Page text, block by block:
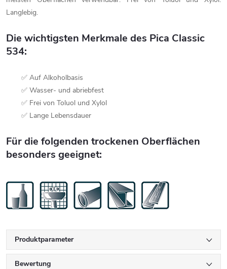
Langlebig.
Die wichtigsten Merkmale des Pica Classic
534:
✅ Auf Alkoholbasis
✅ Wasser- und abriebfest
✅ Frei von Toluol und Xylol
✅ Lange Lebensdauer
Für die folgenden trockenen Oberflächen
besonders geeignet:
Produktparameter
Bewertung